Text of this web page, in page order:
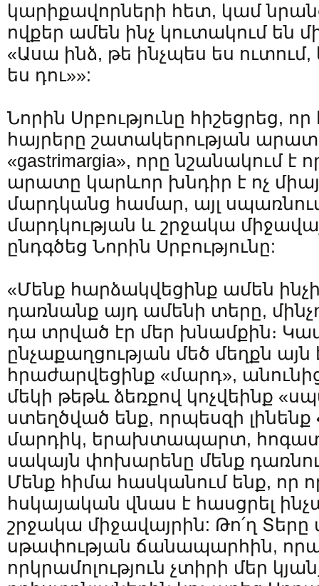
կարիքավորների հետ, կամ
ովքեր ամեն ինչ կուտակում են
«Ասա ինձ, թե ինչպես ես
ես դու»»:
Նորին Սրբությունը հիշեցրեց, որ
հայրերը շատակերության
«gastrimargia», որը նշանակում է
արատը կարևոր խնդիր է ոչ
մարդկանց համար, այլ
մարդկության և շրջակա
ընդգծեց Նորին Սրբությունը:
«Մենք հարձակվեցինք ամեն
դառնանք այդ ամենի տերը,
դա տրված էր մեր խնամքին։
ընչաքաղցության մեծ մեղքն այն
հրաժարվեցինք «մարդ»,
մեկի թեթև ձեռքով կոչվեինք
ստեղծված ենք, որպեսզի լինենք
մարդիկ, երախտապարտ,
սակայն փոխարենը մենք
Մենք հիմա հասկանում ենք, որ
հսկայական վնաս է հասցրել
շրջակա միջավայրին: Թո՛ղ Տերը
սթափության ճանապարհին,
որկրամոլություն չտիրի մեր